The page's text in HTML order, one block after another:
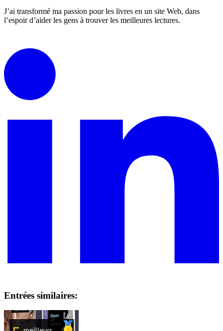
J’ai transformé ma passion pour les livres en un site Web, dans
l’espoir d’aider les gens à trouver les meilleures lectures.
Entrées similaires: